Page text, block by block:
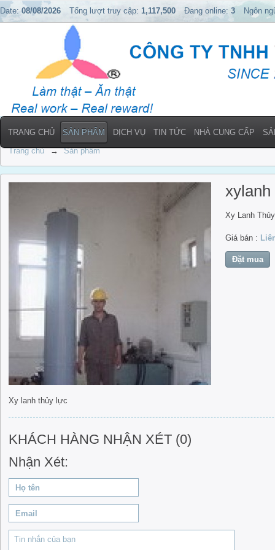
xylanh
Xy Lanh
Giá bán :
Xy lanh thủy lực
KHÁCH HÀNG NHẬN XÉT (0)
Nhận Xét:
Trang chủ → Sản phẩm
Date: 08/08/2026 Tổng lượt truy cập: 1,117,500 Đang online: 3 Ngôn
TRANG CHỦ SẢN PHẨM DỊCH VỤ TIN TỨC NHÀ CUNG CẤP